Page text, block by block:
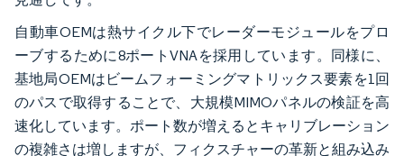
自動車OEMは熱サイクル下でレーダーモジュールをプロ
ーブするために8ポートVNAを採用しています。同様に、
基地局OEMはビームフォーミングマトリックス要素を1回
のパスで取得することで、大規模MIMOパネルの検証を高
速化しています。ポート数が増えるとキャリブレーション
の複雑さは増しますが、フィクスチャーの革新と組み込み